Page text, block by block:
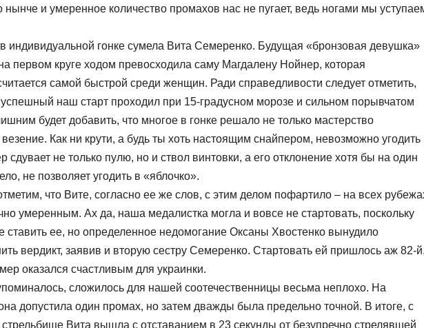
нынче и умеренное количество промахов нас не пугает, ведь ногами мы
индивидуальной гонке сумела Вита Семеренко. Будущая «бронзовая девушка»
первом круге ходом превосходила саму Магдалену Нойнер, которая
самой быстрой среди женщин. Ради справедливости следует отметить,
успешный наш старт проходил при 15-градусном морозе и сильном порывчатом
будет добавить, что многое в гонке решало не только мастерство
везение. Как ни крути, а будь ты хоть настоящим снайпером, невозможно угодить
сдувает не только пулю, но и ствол винтовки, а его отклонение хотя бы на один
не позволяет угодить в «яблочко».
что Вите, согласно ее же слов, с этим делом пофартило – на всех
умеренным. Ах да, наша медалистка могла и вовсе не стартовать, поскольку
ее, но определенное недомогание Оксаны Хвостенко вынудило
вердикт, заявив и вторую сестру Семеренко. Стартовать ей пришлось аж 82-й,
оказался счастливым для украинки.
сложилось для нашей соотечественницы весьма неплохо. На
допустила один промах, но затем дважды была предельно точной. В итоге, с
стрельбище Вита вышла с отставанием в 23 секунды от безупречно стрелявшей